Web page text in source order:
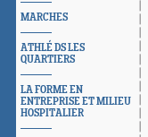
MARCHES
ATHLÉ DS LES
QUARTIERS
LA FORME EN
ENTREPRISE ET MILIEU
HOSPITALIER